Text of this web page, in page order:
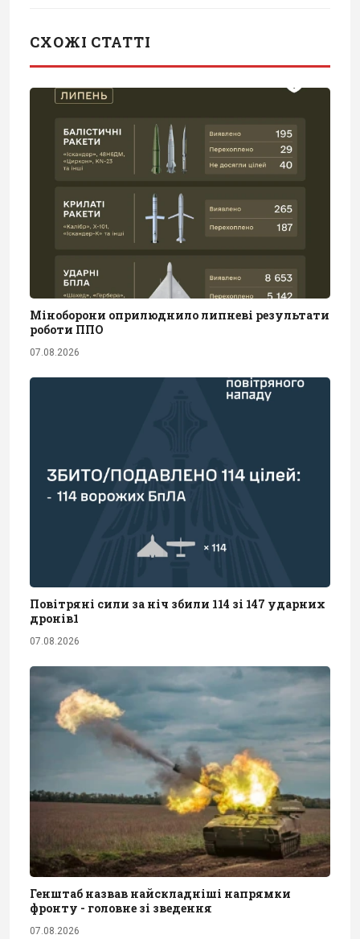
СХОЖІ СТАТТІ
Міноборони оприлюднило липневі результати
роботи ППО
07.08.2026
Повітряні сили за ніч збили 114 зі 147 ударних
дронів1
07.08.2026
Генштаб назвав найскладніші напрямки
фронту - головне зі зведення
07.08.2026